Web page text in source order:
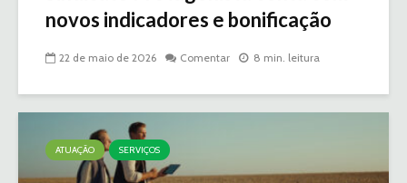
novos indicadores e bonificação
22 de maio de 2026 Comentar 8 min. leitura
ATUAÇÃO SERVIÇOS